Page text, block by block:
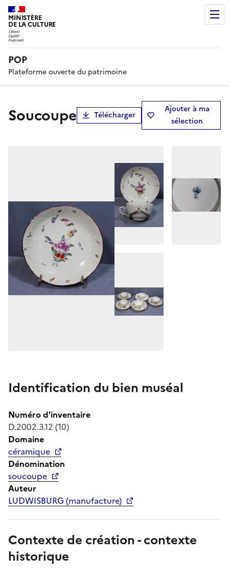
MINISTÈRE
DE LA CULTURE
POP
Plateforme ouverte du patrimoine
soucoupe Télécharger
Ajouter à ma
sélection
Identification du bien muséal
Numéro d'inventaire
D.2002.3.12 (10)
Domaine
céramique
Dénomination
soucoupe
Auteur
LUDWISBURG (manufacture)
Contexte de création - contexte
historique